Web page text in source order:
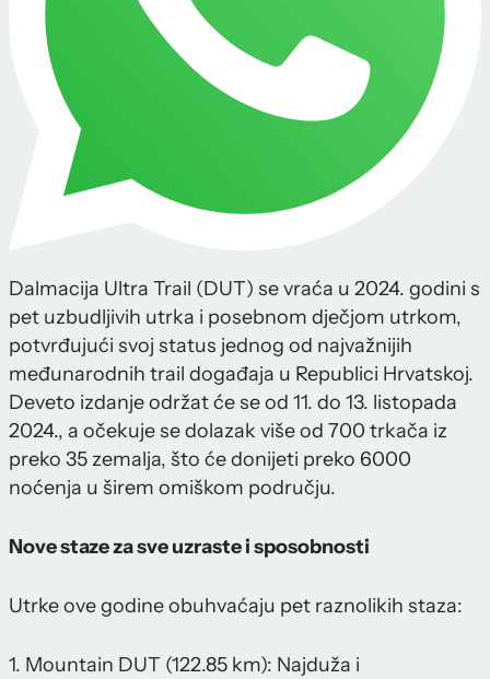
Dalmacija Ultra Trail (DUT) se vraća u 2024. godini s
pet uzbudljivih utrka i posebnom dječjom utrkom,
potvrđujući svoj status jednog od najvažnijih
međunarodnih trail događaja u Republici Hrvatskoj.
Deveto izdanje održat će se od 11. do 13. listopada
2024., a očekuje se dolazak više od 700 trkača iz
preko 35 zemalja, što će donijeti preko 6000
noćenja u širem omiškom području.
Nove staze za sve uzraste i sposobnosti
Utrke ove godine obuhvaćaju pet raznolikih staza:
1. Mountain DUT (122.85 km): Najduža i